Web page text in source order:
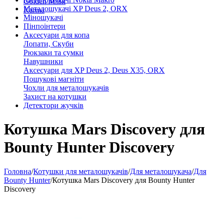
Karma
Металошукачі XP Deus 2, ORX
Міношукачі
Пінпоінтери
Аксесуари для копа
Лопати, Скуби
Рюкзаки та сумки
Навушники
Аксесуари для XP Deus 2, Deus X35, ORX
Пошукові магніти
Чохли для металошукачів
Захист на котушки
Детектори жучків
Котушка Mars Discovery для
Bounty Hunter Discovery
Головна/Котушки для металошукачів/Для металошукача/Для
Bounty Hunter/Котушка Mars Discovery для Bounty Hunter
Discovery